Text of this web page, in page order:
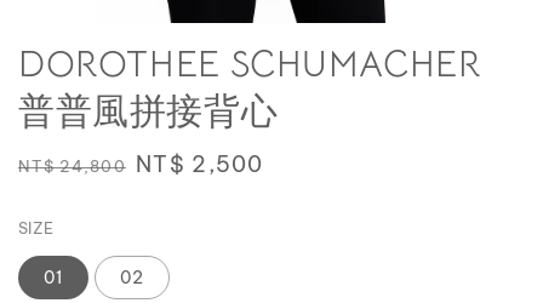
DOROTHEE SCHUMACHER
普普風拼接背心
Regular
NT$ 24,800 Sale
NT$ 2,500
SIZE
01 02